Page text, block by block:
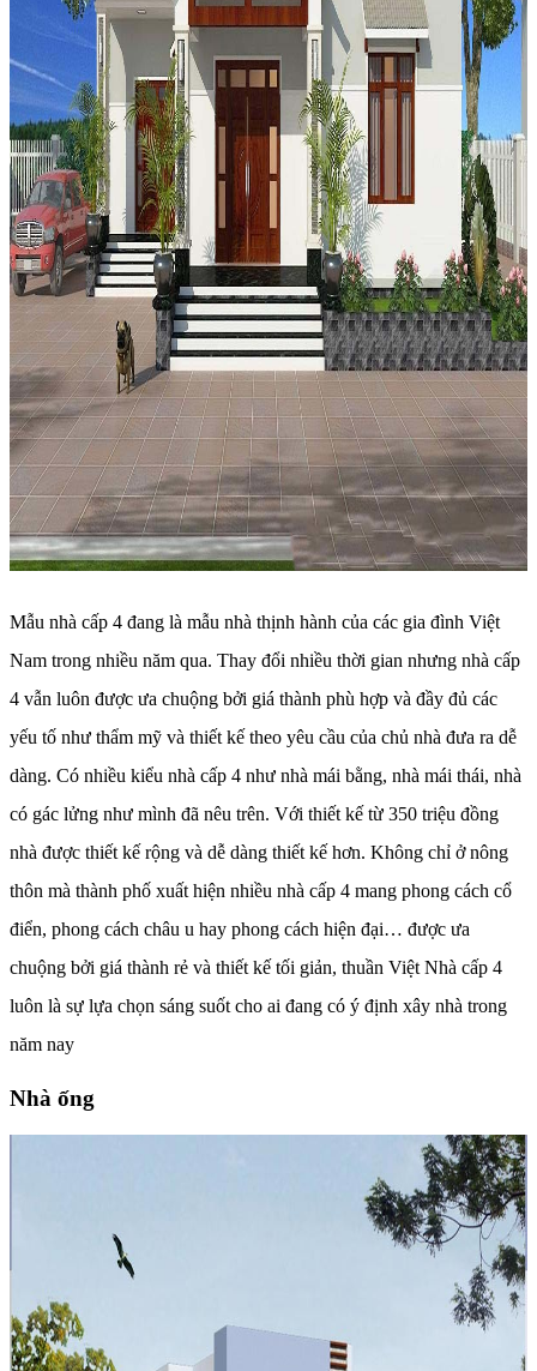
Mẫu nhà cấp 4 đang là mẫu nhà thịnh hành của các gia đình Việt
Nam trong nhiều năm qua. Thay đổi nhiều thời gian nhưng nhà cấp
4 vẫn luôn được ưa chuộng bởi giá thành phù hợp và đầy đủ các
yếu tố như thẩm mỹ và thiết kế theo yêu cầu của chủ nhà đưa ra dễ
dàng. Có nhiều kiểu nhà cấp 4 như nhà mái bằng, nhà mái thái, nhà
có gác lửng như mình đã nêu trên. Với thiết kế từ 350 triệu đồng
nhà được thiết kế rộng và dễ dàng thiết kế hơn. Không chỉ ở nông
thôn mà thành phố xuất hiện nhiều nhà cấp 4 mang phong cách cổ
điển, phong cách châu u hay phong cách hiện đại… được ưa
chuộng bởi giá thành rẻ và thiết kế tối giản, thuần Việt Nhà cấp 4
luôn là sự lựa chọn sáng suốt cho ai đang có ý định xây nhà trong
năm nay
Nhà ống